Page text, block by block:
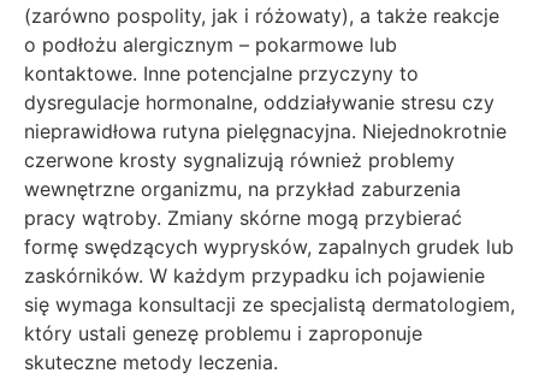
(zarówno pospolity, jak i różowaty), a także reakcje
o podłożu alergicznym – pokarmowe lub
kontaktowe. Inne potencjalne przyczyny to
dysregulacje hormonalne, oddziaływanie stresu czy
nieprawidłowa rutyna pielęgnacyjna. Niejednokrotnie
czerwone krosty sygnalizują również problemy
wewnętrzne organizmu, na przykład zaburzenia
pracy wątroby. Zmiany skórne mogą przybierać
formę swędzących wyprysków, zapalnych grudek lub
zaskórników. W każdym przypadku ich pojawienie
się wymaga konsultacji ze specjalistą dermatologiem,
który ustali genezę problemu i zaproponuje
skuteczne metody leczenia.